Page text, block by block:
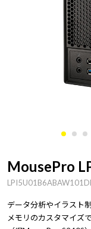
MousePro
データ分析やイラスト
メモリのカスタマイズ